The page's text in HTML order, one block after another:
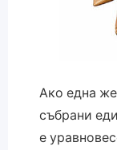
Ако една
събрани
е